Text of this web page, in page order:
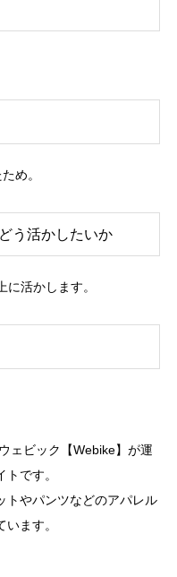
め。
う活かしたいか
活かします。
ェビック【Webike】が運
です。
トやパンツなどのアパレル
ます。